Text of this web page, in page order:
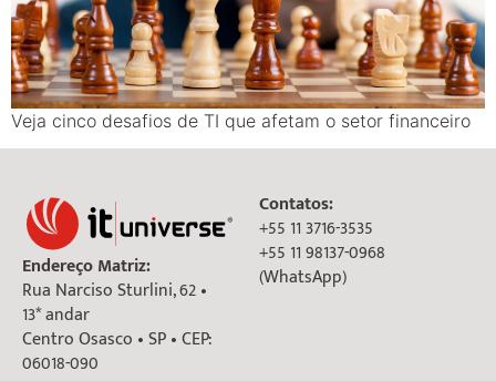
Veja cinco desafios de TI que afetam o setor financeiro
Endereço Matriz:
Rua Narciso Sturlini, 62 •
13* andar
Centro Osasco • SP • CEP:
06018-090
Contatos:
+55 11 3716-3535
+55 11 98137-0968
(WhatsApp)